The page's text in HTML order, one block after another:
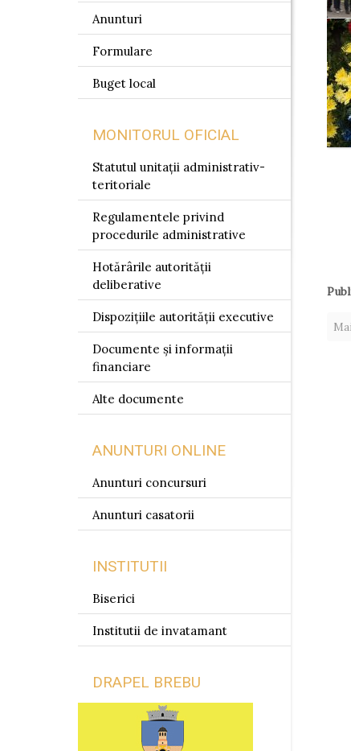
Anunturi
Formulare
Buget local
MONITORUL OFICIAL
Statutul unitații administrativ-
teritoriale
Regulamentele privind
procedurile administrative
Hotărârile autorității
deliberative
Dispozițiile autorității executive
Documente și informații
financiare
Alte documente
ANUNTURI ONLINE
Anunturi concursuri
Anunturi casatorii
INSTITUTII
Biserici
Institutii de invatamant
DRAPEL BREBU